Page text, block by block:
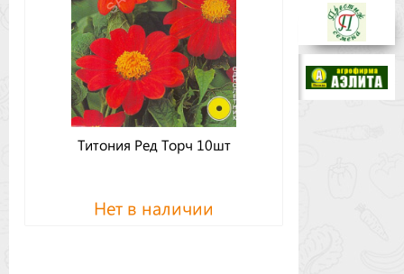
Титония Ред Торч 10шт
Нет в наличии